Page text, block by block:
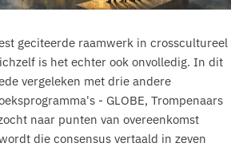
geciteerde raamwerk in crosscultureel
is het echter ook onvolledig. In dit
vergeleken met drie andere
- GLOBE, Trompenaars
naar punten van overeenkomst
die consensus vertaald in zeven